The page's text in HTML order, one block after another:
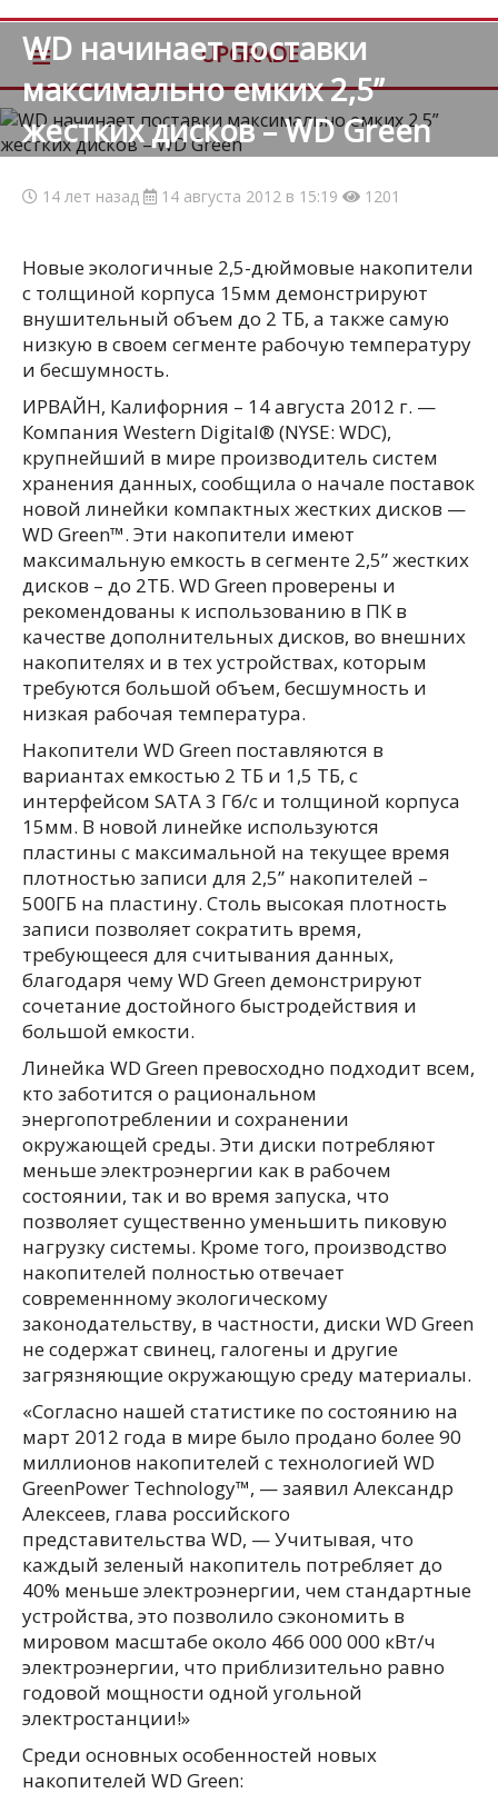
≡ UPGRADE
WD начинает поставки
максимально емких 2,5”
жестких дисков – WD Green
14 лет назад 14 августа 2012 в 15:19 1201
Новые экологичные 2,5-дюймовые накопители
с толщиной корпуса 15мм демонстрируют
внушительный объем до 2 ТБ, а также самую
низкую в своем сегменте рабочую температуру
и бесшумность.
ИРВАЙН, Калифорния – 14 августа 2012 г. —
Компания Western Digital® (NYSE: WDC),
крупнейший в мире производитель систем
хранения данных, сообщила о начале поставок
новой линейки компактных жестких дисков —
WD Green™. Эти накопители имеют
максимальную емкость в сегменте 2,5” жестких
дисков – до 2ТБ. WD Green проверены и
рекомендованы к использованию в ПК в
качестве дополнительных дисков, во внешних
накопителях и в тех устройствах, которым
требуются большой объем, бесшумность и
низкая рабочая температура.
Накопители WD Green поставляются в
вариантах емкостью 2 ТБ и 1,5 ТБ, с
интерфейсом SATA 3 Гб/с и толщиной корпуса
15мм. В новой линейке используются
пластины с максимальной на текущее время
плотностью записи для 2,5” накопителей –
500ГБ на пластину. Столь высокая плотность
записи позволяет сократить время,
требующееся для считывания данных,
благодаря чему WD Green демонстрируют
сочетание достойного быстродействия и
большой емкости.
Линейка WD Green превосходно подходит всем,
кто заботится о рациональном
энергопотреблении и сохранении
окружающей среды. Эти диски потребляют
меньше электроэнергии как в рабочем
состоянии, так и во время запуска, что
позволяет существенно уменьшить пиковую
нагрузку системы. Кроме того, производство
накопителей полностью отвечает
современнному экологическому
законодательству, в частности, диски WD Green
не содержат свинец, галогены и другие
загрязняющие окружающую среду материалы.
«Согласно нашей статистике по состоянию на
март 2012 года в мире было продано более 90
миллионов накопителей с технологией WD
GreenPower Technology™, — заявил Александр
Алексеев, глава российского
представительства WD, — Учитывая, что
каждый зеленый накопитель потребляет до
40% меньше электроэнергии, чем стандартные
устройства, это позволило сэкономить в
мировом масштабе около 466 000 000 кВт/ч
электроэнергии, что приблизительно равно
годовой мощности одной угольной
электростанции!»
Среди основных особенностей новых
накопителей WD Green: